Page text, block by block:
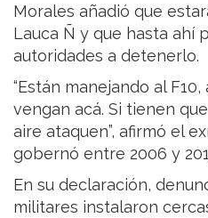
Morales añadió que
Lauca Ñ y que hasta ahí
autoridades a detenerlo.
“Están manejando al
vengan acá. Si tienen
aire ataquen”, afirmó el
gobernó entre 2006 y
En su declaración,
militares instalaron